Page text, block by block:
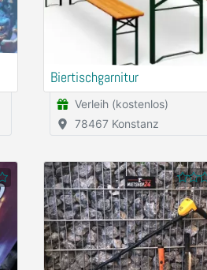
Biertischgarnitur
Verleih (kostenlos)
78467 Konstanz